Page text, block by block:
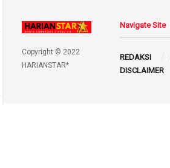
Copyright © 2022
HARIANSTAR*
Navigate Site
REDAKSI
DISCLAIMER